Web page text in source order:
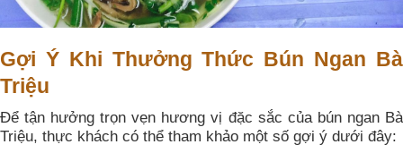
Gợi Ý Khi Thưởng Thức Bún Ngan Bà
Triệu
Để tận hưởng trọn vẹn hương vị đặc sắc của bún ngan Bà
Triệu, thực khách có thể tham khảo một số gợi ý dưới đây: